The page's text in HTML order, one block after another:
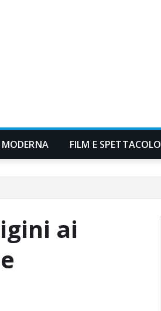
FILM E SPETTACOLO
ai